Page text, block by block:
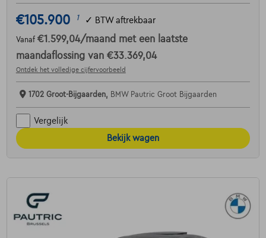
€105.900 1 ✓ BTW aftrekbaar
Vanaf €1.599,04/maand met een laatste
maandaflossing van €33.369,04
Ontdek het volledige cijfervoorbeeld
1702 Groot-Bijgaarden, BMW Pautric Groot Bijgaarden
Vergelijk
Bekijk wagen